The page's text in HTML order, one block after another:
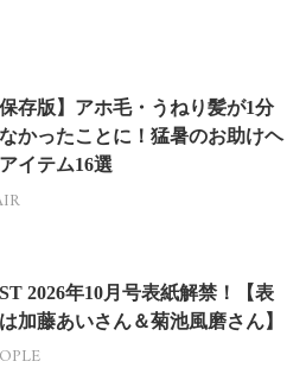
保存版】アホ毛・うねり髪が1分
かったことに！猛暑のお助けヘ
イテム16選
2026年10月号表紙解禁！【表
加藤あいさん＆菊池風磨さん】